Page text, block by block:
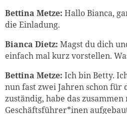
Bettina Metze: Hallo Bianca,
die Einladung.
Bianca Dietz: Magst du dich
einfach mal kurz vorstellen.
Bettina Metze: Ich bin Betty.
nun fast zwei Jahren schon für
zuständig, habe das
Geschäftsführer*inen